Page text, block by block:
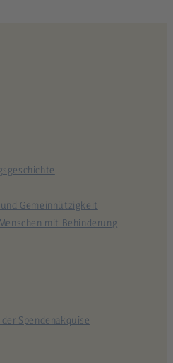
Gemeinnützigkeit
mit Behinderung
Spendenakquise